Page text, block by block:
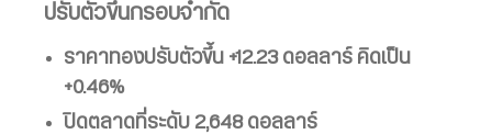
ปรับตัวขึ้นกรอบจำกัด
ราคาทองปรับตัวขึ้น +12.23 ดอลลาร์ คิดเป็น
+0.46%
ปิดตลาดที่ระดับ 2,648 ดอลลาร์